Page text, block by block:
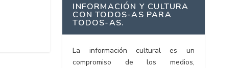
INFORMACIÓN Y CULTURA
CON TODOS-AS PARA
TODOS-AS.
La información cultural es un
compromiso de los medios,